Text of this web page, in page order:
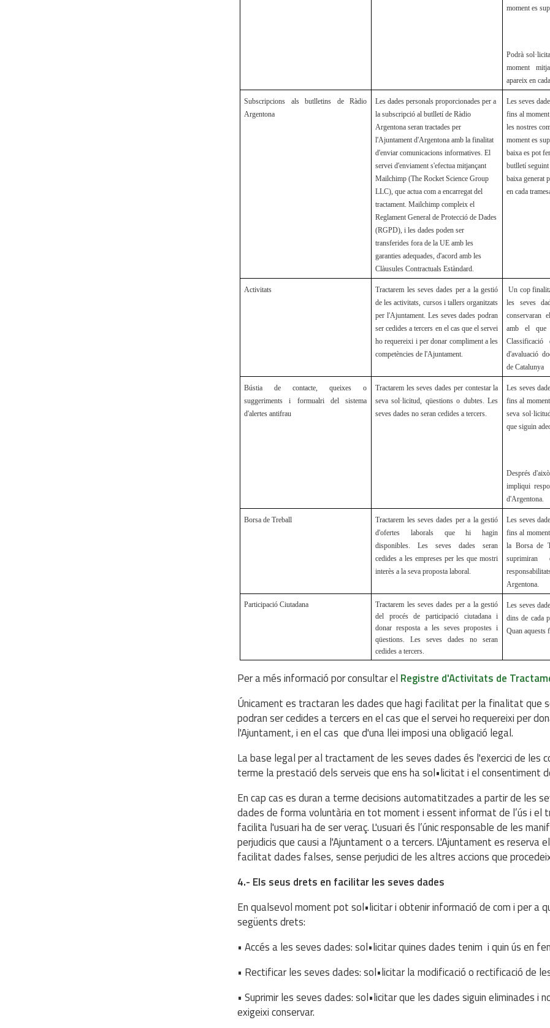
moment es
Podrà
moment
apareix en
Subscripcions als butlletins de Ràdio
Argentona
Les dades personals proporcionades per a
la subscripció al butlletí de Ràdio
Argentona seran tractades per
l'Ajuntament d'Argentona amb la finalitat
d'enviar comunicacions informatives. El
servei d'enviament s'efectua mitjançant
Mailchimp (The Rocket Science Group
LLC), que actua com a encarregat del
tractament. Mailchimp compleix el
Reglament General de Protecció de Dades
(RGPD), i les dades poden ser
transferides fora de la UE amb les
garanties adequades, d'acord amb les
Clàusules Contractuals Estàndard.
Les seves
fins al
les nostres
moment es
baixa es pot
butlletí
baixa generat
en cada
Activitats
Tractarem les seves dades per a la gestió
de les activitats, cursos i tallers organitzats
per l'Ajuntament. Les seves dades podran
ser cedides a tercers en el cas que el servei
ho requereixi i per donar compliment a les
competències de l'Ajuntament.
Un cop
les seves
conservaran
amb el que
d'avaluació
de Catalunya
Bústia de contacte, queixes o
suggeriments i formualri del sistema
d'alertes antifrau
Tractarem les seves dades per contestar la
seva sol·licitud, qüestions o dubtes. Les
seves dades no seran cedides a tercers.
Les seves
fins al
seva
que siguin
Després
impliqui
d'Argentona.
Borsa de Treball
Tractarem les seves dades per a la gestió
d'ofertes laborals que hi hagin
disponibles. Les seves dades seran
cedides a les empreses per les que mostri
interès a la seva proposta laboral.
Les seves
fins al
la Borsa de
suprimiran
Argentona.
Participació Ciutadana
Tractarem les seves dades per a la gestió
del procés de participació ciutadana i
donar resposta a les seves propostes i
qüestions. Les seves dades no seran
cedides a tercers.
Les seves
dins de cada
Quan aquests
Per a més informació por consultar el Registre d'Activitats de
Únicament es tractaran les dades que hagi facilitat per la finalitat que
podran ser cedides a tercers en el cas que el servei ho requereixi per
l'Ajuntament, i en el cas que d'una llei imposi una obligació legal.
La base legal per al tractament de les seves dades és l'exercici de les
terme la prestació dels serveis que ens ha sol•licitat i el consentiment
En cap cas es duran a terme decisions automatitzades a partir de les
dades de forma voluntària en tot moment i essent informat de l’ús i el
facilita l'usuari ha de ser veraç. L'usuari és l’únic responsable de les
perjudicis que causi a l'Ajuntament o a tercers. L'Ajuntament es reserva
facilitat dades falses, sense perjudici de les altres accions que
4.- Els seus drets en facilitar les seves dades
En qualsevol moment pot sol•licitar i obtenir informació de com i per
següents drets:
• Accés a les seves dades: sol•licitar quines dades tenim i quin ús en
• Rectificar les seves dades: sol•licitar la modificació o rectificació de
• Suprimir les seves dades: sol•licitar que les dades siguin eliminades
exigeixi conservar.